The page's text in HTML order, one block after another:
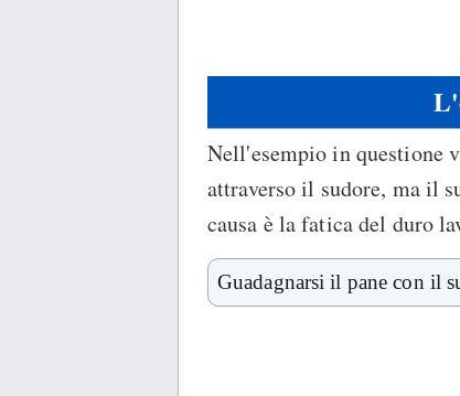
Nell'esempio in questione
attraverso il sudore, ma il
causa è la fatica del duro
Guadagnarsi il pane con il